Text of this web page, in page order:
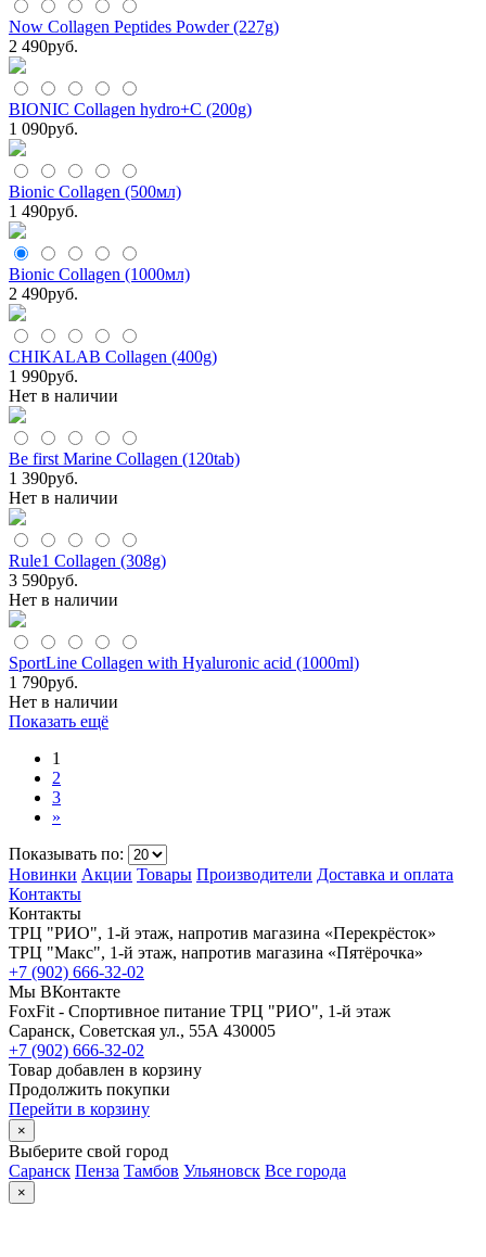
Now Collagen Peptides Powder (227g)
2 490руб.
BIONIC Collagen hydro+C (200g)
1 090руб.
Bionic Collagen (500мл)
1 490руб.
Bionic Collagen (1000мл)
2 490руб.
CHIKALAB Collagen (400g)
1 990руб.
Нет в наличии
Be first Marine Collagen (120tab)
1 390руб.
Нет в наличии
Rule1 Collagen (308g)
3 590руб.
Нет в наличии
SportLine Collagen with Hyaluronic acid (1000ml)
1 790руб.
Нет в наличии
Показать ещё
1
2
3
»
Показывать по:
Новинки Акции Товары Производители Доставка и оплата
Контакты
Контакты
ТРЦ "РИО", 1-й этаж, напротив магазина «Перекрёсток»
ТРЦ "Макс", 1-й этаж, напротив магазина «Пятёрочка»
+7 (902) 666-32-02
Мы ВКонтакте
FoxFit - Спортивное питание ТРЦ "РИО", 1-й этаж
Саранск, Советская ул., 55А 430005
+7 (902) 666-32-02
Товар добавлен в корзину
Продолжить покупки
Перейти в корзину
×
Выберите свой город
Саранск Пенза Тамбов Ульяновск Все города
×